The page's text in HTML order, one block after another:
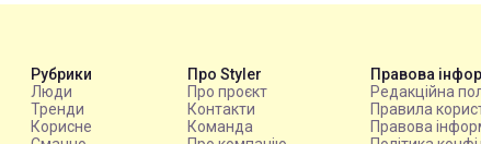
Рубрики
Люди
Тренди
Корисне
Про Styler
Про проєкт
Контакти
Команда
Правова
Редакційна
Правила
Правова